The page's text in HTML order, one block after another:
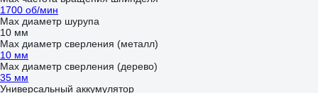
1700 об/мин
Max диаметр шурупа
10 мм
Max диаметр сверления (металл)
10 мм
Мах диаметр сверления (дерево)
35 мм
Универсальный аккумулятор